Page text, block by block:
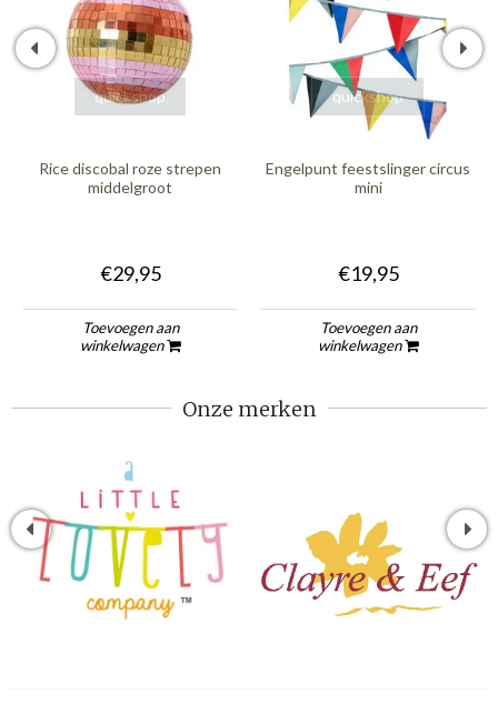
quickshop
Rice discobal roze strepen
middelgroot
€29,95
Toevoegen aan
winkelwagen
quickshop
Engelpunt feestslinger circus
mini
€19,95
Toevoegen aan
winkelwagen
Onze merken